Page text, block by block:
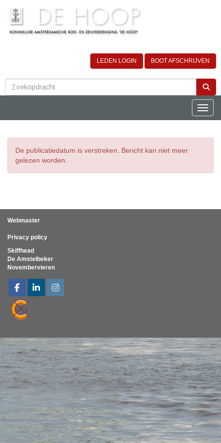
LEDEN LOGIN BOOT AFSCHRIJVEN
De publicatiedatum is verstreken. Bericht kan niet meer
gelezen worden.
Webmaster
Privacy policy
Skiffhead
De Amstelbeker
Novembervieren